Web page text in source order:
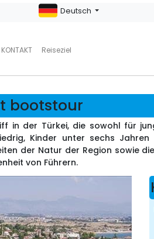
KONTAKT Reiseziel
Deutsch
bootstour
in der Türkei, die sowohl für
Kinder unter sechs
der Natur der Region sowie
von Führern.